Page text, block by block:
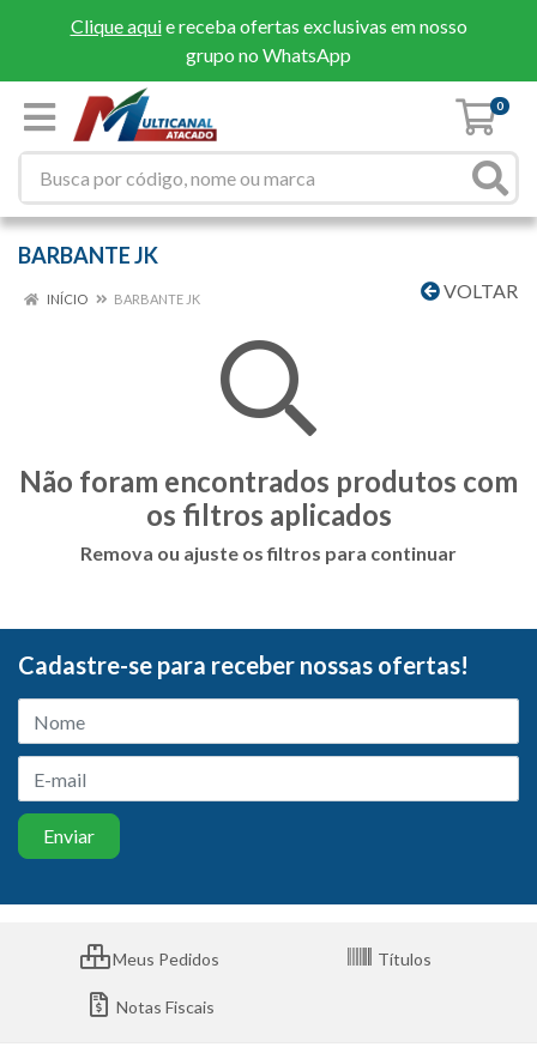
Clique aquie receba ofertas exclusivas em nosso
grupo no WhatsApp
0
BARBANTE JK
VOLTAR
INÍCIO BARBANTE JK
Não foram encontrados produtos com
os filtros aplicados
Remova ou ajuste os filtros para continuar
Cadastre-se para receber nossas ofertas!
Meus Pedidos Títulos
Notas Fiscais